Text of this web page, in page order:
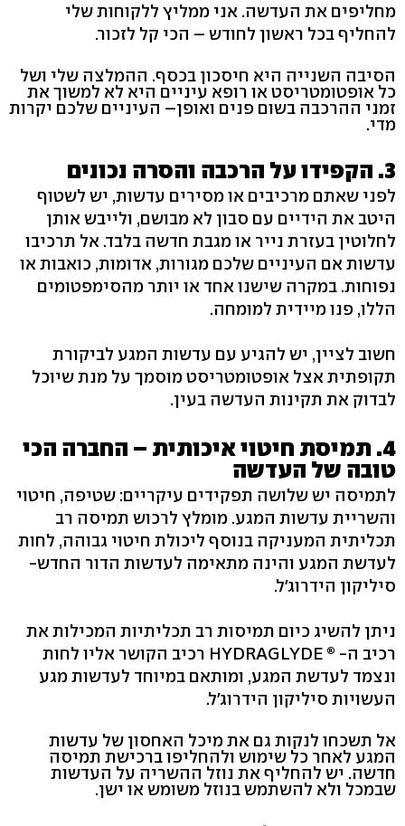
מחליפים את העדשה. אני ממליץ ללקוחות שלי
להחליף בכל ראשון לחודש – הכי קל לזכור.
הסיבה השנייה היא חיסכון בכסף. ההמלצה שלי ושל
כל אופטומטריסט או רופא עיניים היא לא למשוך את
זמני ההרכבה בשום פנים ואופן– העיניים שלכם יקרות
מדי.
3. הקפידו על הרכבה והסרה נכונים
לפני שאתם מרכיבים או מסירים עדשות, יש לשטוף
היטב את הידיים עם סבון לא מבושם, ולייבש אותן
לחלוטין בעזרת נייר או מגבת חדשה בלבד. אל תרכיבו
עדשות אם העיניים שלכם מגורות, אדומות, כואבות או
נפוחות. במקרה שישנו אחד או יותר מהסימפטומים
הללו, פנו מיידית למומחה.
חשוב לציין, יש להגיע עם עדשות המגע לביקורת
תקופתית אצל אופטומטריסט מוסמך על מנת שיוכל
לבדוק את תקינות העדשה בעין.
4. תמיסת חיטוי איכותית – החברה הכי
טובה של העדשה
לתמיסה יש שלושה תפקידים עיקריים: שטיפה, חיטוי
והשריית עדשות המגע. מומלץ לרכוש תמיסה רב
תכליתית המעניקה בנוסף ליכולת חיטוי גבוהה, לחות
לעדשת המגע והינה מתאימה לעדשות הדור החדש-
סיליקון הידרוג׳ל.
ניתן להשיג כיום תמיסות רב תכליתיות המכילות את
רכיב ה- ® HYDRAGLYDE רכיב הקושר אליו לחות
ונצמד לעדשת המגע, ומותאם במיוחד לעדשות מגע
העשויות סיליקון הידרוג'ל.
אל תשכחו לנקות גם את מיכל האחסון של עדשות
המגע לאחר כל שימוש ולהחליפו ברכישת תמיסה
חדשה. יש להחליף את נוזל ההשריה על העדשות
שבמכל ולא להשתמש בנוזל משומש או ישן.